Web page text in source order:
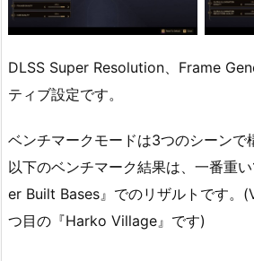
DLSS Super Resolution、Frame
ティブ設定です。
ベンチマークモードは3つのシーンで
以下のベンチマーク結果は、一番重
er Built Bases』でのリザルトです。
つ目の『Harko Village』です)